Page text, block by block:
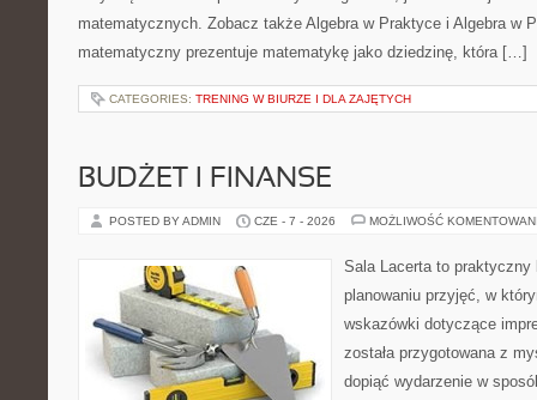
matematycznych. Zobacz także Algebra w Praktyce i Algebra w
matematyczny prezentuje matematykę jako dziedzinę, która […]
CATEGORIES: TRENING W BIURZE I DLA ZAJĘTYCH
BUDŻET I FINANSE
POSTED BY ADMIN CZE - 7 - 2026 MOŻLIWOŚĆ
Sala Lacerta to praktyczny
planowaniu przyjęć, w
wskazówki dotyczące
została przygotowana z
dopiąć wydarzenie w